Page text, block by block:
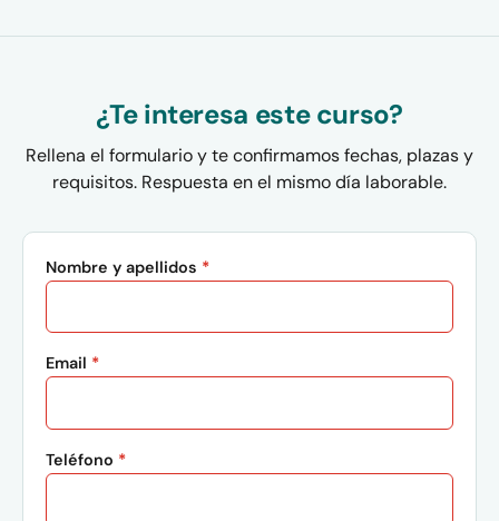
¿Te interesa este curso?
Rellena el formulario y te confirmamos fechas, plazas y
requisitos. Respuesta en el mismo día laborable.
Nombre y apellidos *
Email *
Teléfono *